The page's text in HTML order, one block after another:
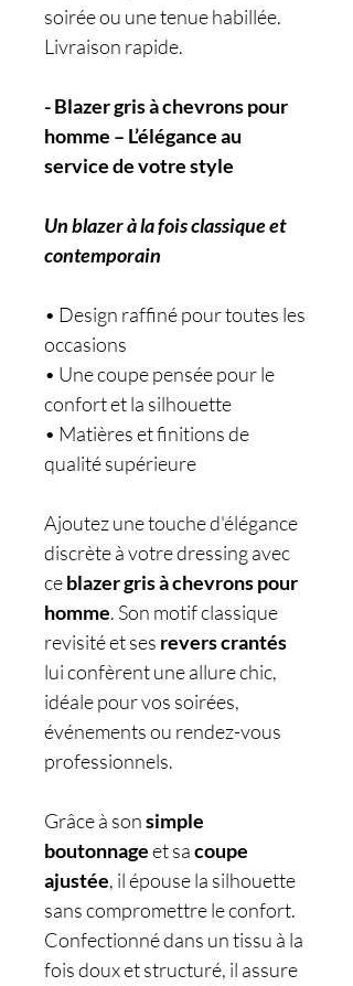
soirée ou une tenue habillée.
Livraison rapide.
- Blazer gris à chevrons pour
homme – L’élégance au
service de votre style
Un blazer à la fois classique et
contemporain
• Design raffiné pour toutes les
occasions
• Une coupe pensée pour le
confort et la silhouette
• Matières et finitions de
qualité supérieure
Ajoutez une touche d'élégance
discrète à votre dressing avec
ceblazer gris à chevrons pour
homme. Son motif classique
revisité et ses revers crantés
lui confèrent une allure chic,
idéale pour vos soirées,
événements ou rendez-vous
professionnels.
Grâce à sonsimple
boutonnageet sacoupe
ajustée, il épouse la silhouette
sans compromettre le confort.
Confectionné dans un tissu à la
fois doux et structuré, il assure